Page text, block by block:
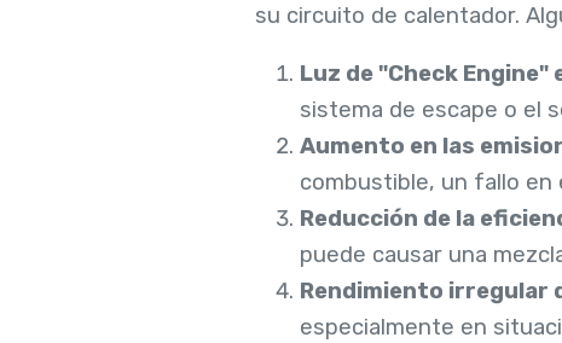
su circuito de calentador.
Luz de "Check Engine"
sistema de escape o el
Aumento en las
combustible, un fallo en
Reducción de la
puede causar una
Rendimiento irregular
especialmente en